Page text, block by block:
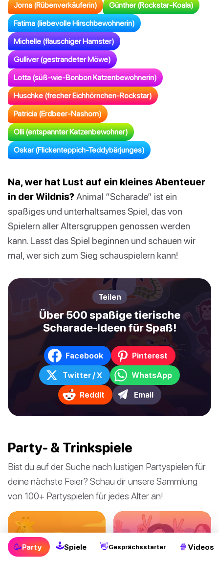
Jorna (Rübenverkäuferin) Günther (Rockstar-Koala)
Fatima (liebevolle Hirschbewohnerin)
Michelle (flauschiger Hamster)
Gulliver (gestrandeter Möwe)
Lotta (süß-wie-Bonbon Katzenbewohnerin)
Huschke (frecher Eichhörnchen-Rockstar)
Patricia (Erdbeer-Nashorn)
Olli (entspannter Katzenbewohner)
Oskar (Flickenteppich-Teddybärjunges)
Na, wer hat Lust auf ein kleines Abenteuer
in der Wildnis?Animal “Scharade” ist ein
spaßiges und unterhaltsames Spiel, das von
Spielern aller Altersgruppen genossen werden
kann. Lasst das Spiel beginnen und schauen wir
mal, wer sich zum Sieg schauspielern kann!
Teilen
Über 500 spaßige tierische
Scharade-Ideen für Spaß!
Facebook Pinterest
Twitter / X WhatsApp
Reddit Email
🥳Party 🕹Spiele 👋Gesprächsstarter 🍿 Videos
Party- & Trinkspiele
Bist du auf der Suche nach lustigen Partyspielen für
deine nächste Feier? Schau dir unsere Sammlung
von 100+ Partyspielen für jedes Alter an!